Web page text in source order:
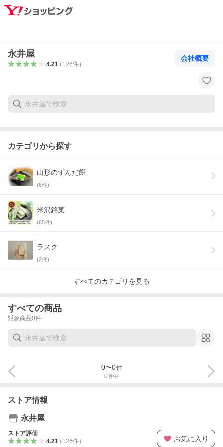
永井屋
4.21（ 126件）
会社概要
カテゴリから探す
山形のずんだ餅
(8件)
米沢銘菓
(65件)
ラスク
(2件)
すべてのカテゴリを見る
すべての商品
対象商品0件
0件中
0〜0件
ストア情報
永井屋
ストア評価
4.21（ 126件） お気に入り